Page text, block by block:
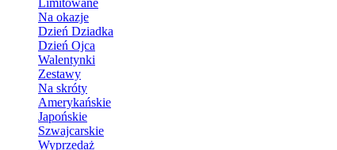
Limitowane
Na okazje
Dzień Dziadka
Dzień Ojca
Walentynki
Zestawy
Na skróty
Amerykańskie
Japońskie
Szwajcarskie
Wyprzedaż